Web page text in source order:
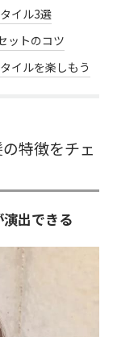
イル3選
ットのコツ
イルを楽しもう
特徴をチェ
出できる